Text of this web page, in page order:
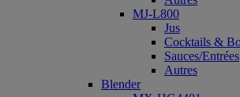
MJ-L800
Jus
Cocktails &
Sauces/Entrées
Autres
Blender